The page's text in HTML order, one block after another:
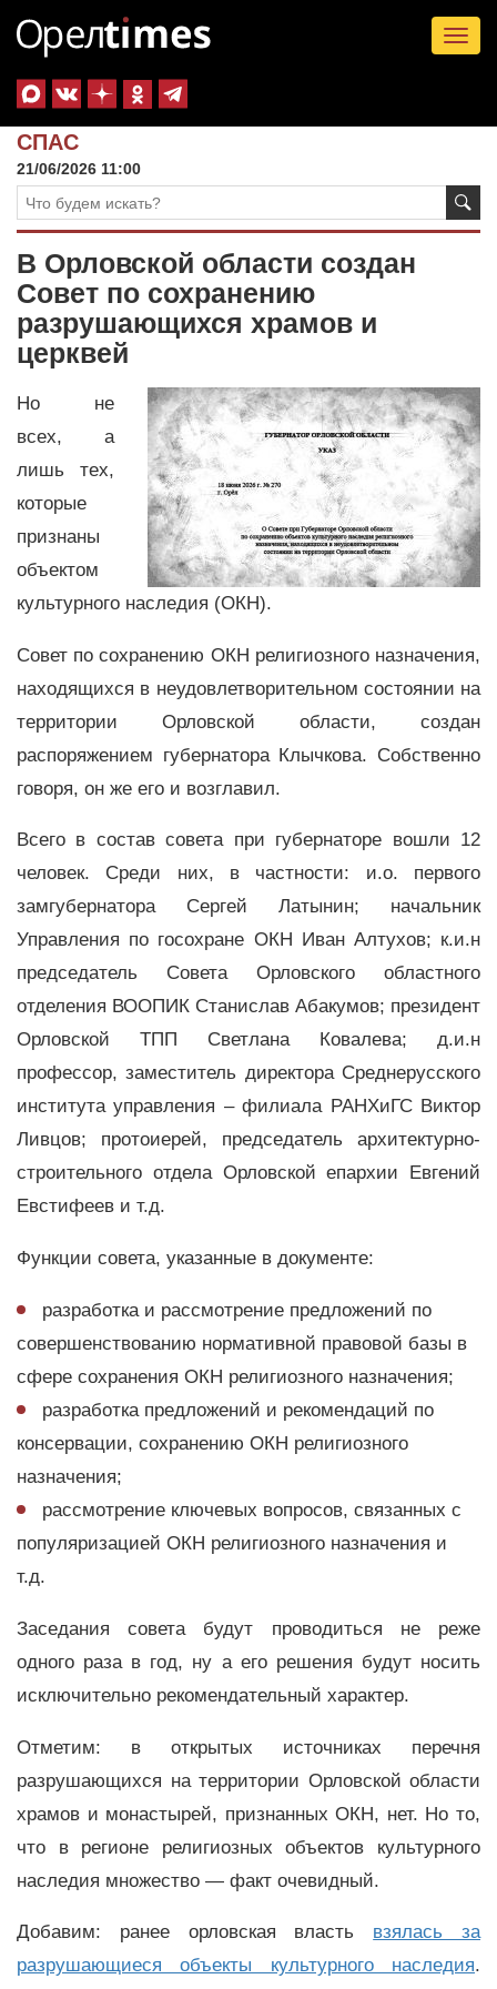
СПАС
21/06/2026 11:00
В Орловской области создан
Совет по сохранению
разрушающихся храмов и
церквей
Но не
всех, а
лишь тех,
которые
признаны
объектом
культурного наследия (ОКН).
Совет по сохранению ОКН религиозного назначения,
находящихся в неудовлетворительном состоянии на
территории Орловской области, создан
распоряжением губернатора Клычкова. Собственно
говоря, он же его и возглавил.
Всего в состав совета при губернаторе вошли 12
человек. Среди них, в частности: и.о. первого
замгубернатора Сергей Латынин; начальник
Управления по госохране ОКН Иван Алтухов; к.и.н
председатель Совета Орловского областного
отделения ВООПИК Станислав Абакумов; президент
Орловской ТПП Светлана Ковалева; д.и.н
профессор, заместитель директора Среднерусского
института управления – филиала РАНХиГС Виктор
Ливцов; протоиерей, председатель архитектурно-
строительного отдела Орловской епархии Евгений
Евстифеев и т.д.
Функции совета, указанные в документе:
разработка и рассмотрение предложений по
совершенствованию нормативной правовой базы в
сфере сохранения ОКН религиозного назначения;
разработка предложений и рекомендаций по
консервации, сохранению ОКН религиозного
назначения;
рассмотрение ключевых вопросов, связанных с
популяризацией ОКН религиозного назначения и
т.д.
Заседания совета будут проводиться не реже
одного раза в год, ну а его решения будут носить
исключительно рекомендательный характер.
Отметим: в открытых источниках перечня
разрушающихся на территории Орловской области
храмов и монастырей, признанных ОКН, нет. Но то,
что в регионе религиозных объектов культурного
наследия множество — факт очевидный.
Добавим: ранее орловская власть взялась за
разрушающиеся объекты культурного наследия.